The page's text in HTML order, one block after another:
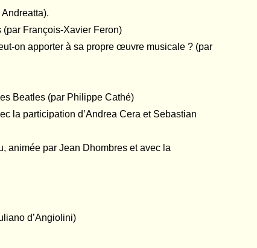
(par François-Xavier Feron)
on apporter à sa propre œuvre musicale ? (par
Beatles (par Philippe Cathé)
la participation d’Andrea Cera et Sebastian
animée par Jean Dhombres et avec la
d’Angiolini)